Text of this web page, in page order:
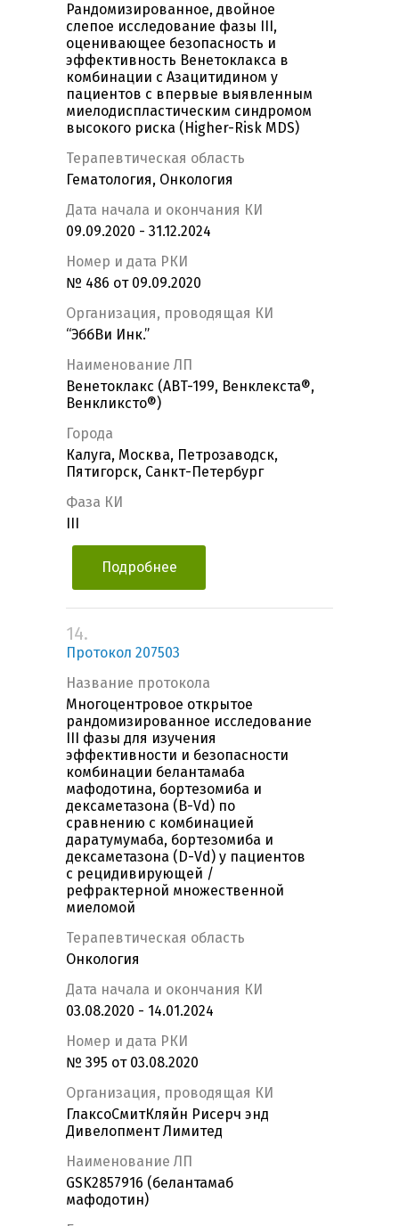
Рандомизированное, двойное
слепое исследование фазы III,
оценивающее безопасность и
эффективность Венетоклакса в
комбинации с Азацитидином у
пациентов с впервые выявленным
миелодиспластическим синдромом
высокого риска (Higher-Risk MDS)
Терапевтическая область
Гематология, Онкология
Дата начала и окончания КИ
09.09.2020 - 31.12.2024
Номер и дата РКИ
№ 486 от 09.09.2020
Организация, проводящая КИ
“ЭббВи Инк.”
Наименование ЛП
Венетоклакс (ABT-199, Венклекста®,
Венкликсто®)
Города
Калуга, Москва, Петрозаводск,
Пятигорск, Санкт-Петербург
Фаза КИ
Подробнее
14.
Протокол 207503
Название протокола
Многоцентровое открытое
рандомизированное исследование
III фазы для изучения
эффективности и безопасности
комбинации белантамаба
мафодотина, бортезомиба и
дексаметазона (B-Vd) по
сравнению с комбинацией
даратумумаба, бортезомиба и
дексаметазона (D-Vd) у пациентов
с рецидивирующей /
рефрактерной множественной
миеломой
Терапевтическая область
Онкология
Дата начала и окончания КИ
03.08.2020 - 14.01.2024
Номер и дата РКИ
№ 395 от 03.08.2020
Организация, проводящая КИ
ГлаксоСмитКляйн Рисерч энд
Дивелопмент Лимитед
Наименование ЛП
GSK2857916 (белантамаб
мафодотин)